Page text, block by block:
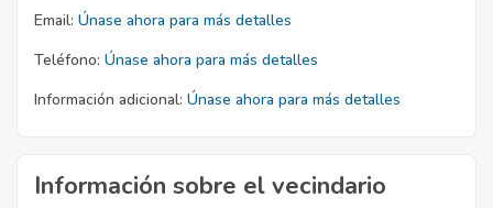
Email: Únase ahora para más detalles
Teléfono: Únase ahora para más detalles
Información adicional: Únase ahora para más detalles
Información sobre el vecindario